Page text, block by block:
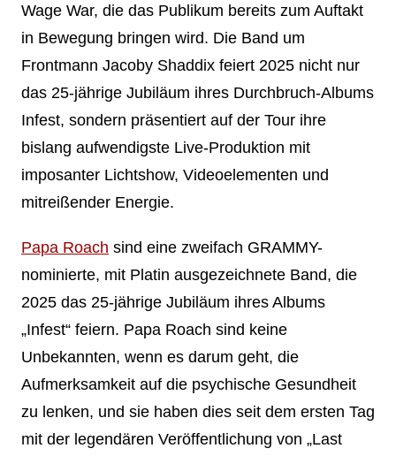
Wage War, die das Publikum bereits zum Auftakt
in Bewegung bringen wird. Die Band um
Frontmann Jacoby Shaddix feiert 2025 nicht nur
das 25-jährige Jubiläum ihres Durchbruch-Albums
Infest, sondern präsentiert auf der Tour ihre
bislang aufwendigste Live-Produktion mit
imposanter Lichtshow, Videoelementen und
mitreißender Energie.
Papa Roach sind eine zweifach GRAMMY-
nominierte, mit Platin ausgezeichnete Band, die
2025 das 25-jährige Jubiläum ihres Albums
„Infest“ feiern. Papa Roach sind keine
Unbekannten, wenn es darum geht, die
Aufmerksamkeit auf die psychische Gesundheit
zu lenken, und sie haben dies seit dem ersten Tag
mit der legendären Veröffentlichung von „Last